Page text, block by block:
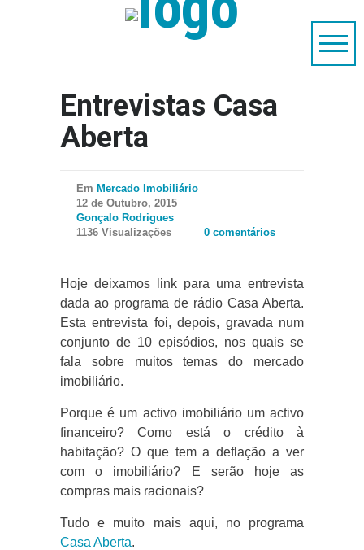
Entrevistas Casa
Aberta
Em Mercado Imobiliário
12 de Outubro, 2015
Gonçalo Rodrigues
1136 Visualizações
0 comentários
Hoje deixamos link para uma entrevista
dada ao programa de rádio Casa Aberta.
Esta entrevista foi, depois, gravada num
conjunto de 10 episódios, nos quais se
fala sobre muitos temas do mercado
imobiliário.
Porque é um activo imobiliário um activo
financeiro? Como está o crédito à
habitação? O que tem a deflação a ver
com o imobiliário? E serão hoje as
compras mais racionais?
Tudo e muito mais aqui, no programa
Casa Aberta.